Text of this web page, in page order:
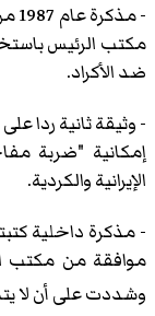
-
مكتب الرئيس
ضد الأكراد.
- وثيقة ثانية ردا
إمكانية "ضربة
الإيرانية والكردية.
- مذكرة داخلية
موافقة من مكتب
وشددت على أن لا